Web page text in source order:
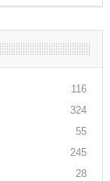
116
324
55
245
28